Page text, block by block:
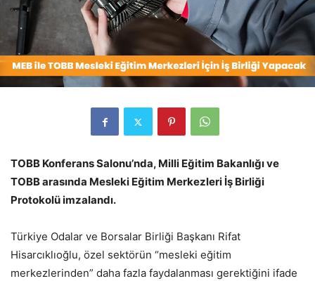
TOBB Konferans Salonu’nda, Milli Eğitim Bakanlığı ve
TOBB arasında Mesleki Eğitim Merkezleri İş Birliği
Protokolü imzalandı.
Türkiye Odalar ve Borsalar Birliği Başkanı Rifat
Hisarcıklıoğlu, özel sektörün “mesleki eğitim
merkezlerinden” daha fazla faydalanması gerektiğini ifade